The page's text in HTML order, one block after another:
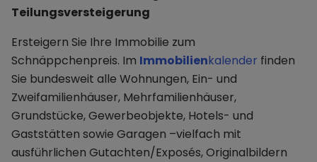
Teilungsversteigerung
Ersteigern Sie Ihre Immobilie zum
Schnäppchenpreis. Im Immobilienkalender finden
Sie bundesweit alle Wohnungen, Ein- und
Zweifamilienhäuser, Mehrfamilienhäuser,
Grundstücke, Gewerbeobjekte, Hotels- und
Gaststätten sowie Garagen –vielfach mit
ausführlichen Gutachten/Exposés, Originalbildern